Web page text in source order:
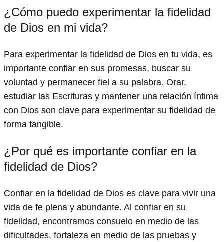
¿Cómo puedo experimentar la fidelidad
de Dios en mi vida?
Para experimentar la fidelidad de Dios en tu vida, es
importante confiar en sus promesas, buscar su
voluntad y permanecer fiel a su palabra. Orar,
estudiar las Escrituras y mantener una relación íntima
con Dios son clave para experimentar su fidelidad de
forma tangible.
¿Por qué es importante confiar en la
fidelidad de Dios?
Confiar en la fidelidad de Dios es clave para vivir una
vida de fe plena y abundante. Al confiar en su
fidelidad, encontramos consuelo en medio de las
dificultades, fortaleza en medio de las pruebas y